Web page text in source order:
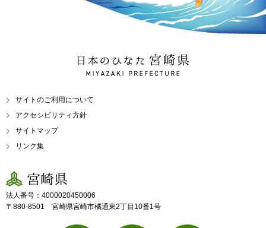
日本のひなた 宮崎県
MIYAZAKI PREFECTURE
サイトのご利用について
アクセシビリティ方針
サイトマップ
リンク集
宮崎県
法人番号：4000020450006
〒880-8501 宮崎県宮崎市橘通東2丁目10番1号